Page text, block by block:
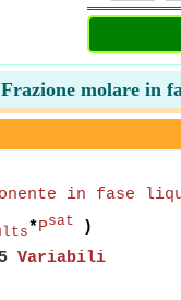
Frazione molare in
in fase
*Psat
)
5 Variabili